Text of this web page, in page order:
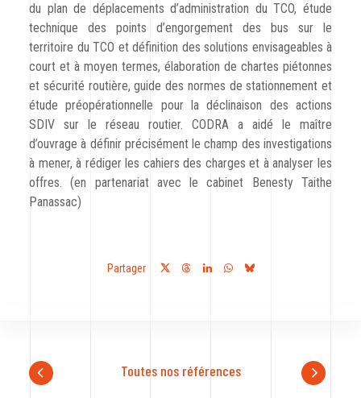
du plan de déplacements d’administration du TCO, étude
technique des points d’engorgement des bus sur le
territoire du TCO et définition des solutions envisageables à
court et à moyen termes, élaboration de chartes piétonnes
et sécurité routière, guide des normes de stationnement et
étude préopérationnelle pour la déclinaison des actions
SDIV sur le réseau routier. CODRA a aidé le maître
d’ouvrage à définir précisément le champ des investigations
à mener, à rédiger les cahiers des charges et à analyser les
offres. (en partenariat avec le cabinet Benesty Taithe
Panassac)
Partager
Toutes nos références